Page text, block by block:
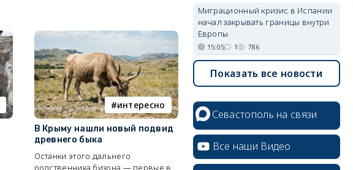
интересно
В Крыму нашли новый подвид
древнего быка
Останки этого дальнего
родственника бизона — первые в
Миграционный кризис в Испании
начал закрывать границы внутри
Европы
15:05 1 786
Показать все новости
Севастополь на связи
Все наши Видео